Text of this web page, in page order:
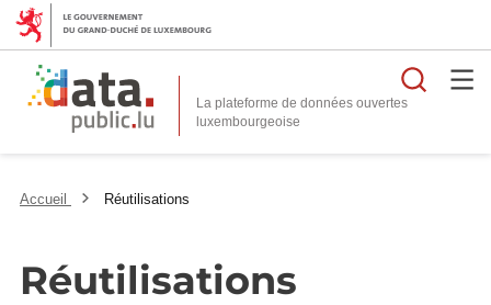
La plateforme de données ouvertes
Accueil Réutilisations
Réutilisations